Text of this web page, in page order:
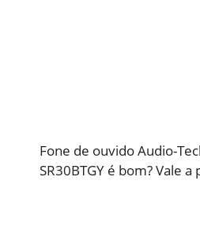
Fone de ouvido Audio-
SR30BTGY é bom? Vale a